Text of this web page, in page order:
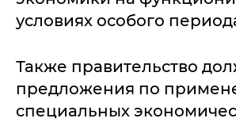
условиях особого
Также правительство
предложения по
специальных